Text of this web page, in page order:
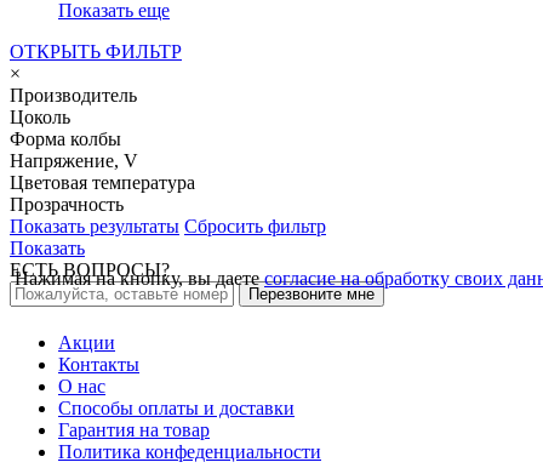
Показать еще
ОТКРЫТЬ ФИЛЬТР
×
Производитель
Цоколь
Форма колбы
Напряжение, V
Цветовая температура
Прозрачность
Показать результаты Сбросить фильтр
Показать
ЕСТЬ ВОПРОСЫ?
Перезвоните мне
Нажимая на кнопку, вы даетесогласие на обработку своих
Акции
Контакты
О нас
Способы оплаты и доставки
Гарантия на товар
Политика конфеденциальности